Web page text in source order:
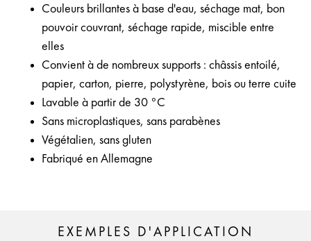
Couleurs brillantes à base d'eau, séchage mat, bon
pouvoir couvrant, séchage rapide, miscible entre
elles
Convient à de nombreux supports : châssis entoilé,
papier, carton, pierre, polystyrène, bois ou terre cuite
Lavable à partir de 30 °C
Sans microplastiques, sans parabènes
Végétalien, sans gluten
Fabriqué en Allemagne
EXEMPLES D'APPLICATION